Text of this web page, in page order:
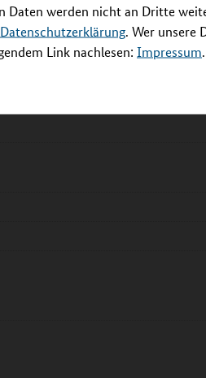
Daten werden nicht an Dritte
Datenschutzerklärung. Wer unsere
Link nachlesen: Impressum.